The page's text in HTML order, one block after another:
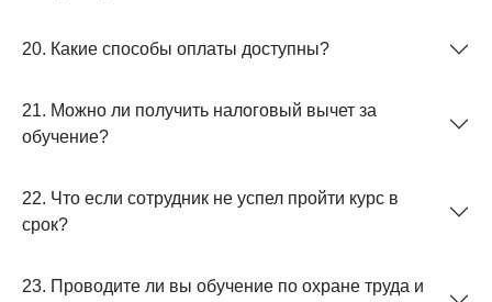
20. Какие способы оплаты доступны?
21. Можно ли получить налоговый вычет за
обучение?
22. Что если сотрудник не успел пройти курс в
срок?
23. Проводите ли вы обучение по охране труда и